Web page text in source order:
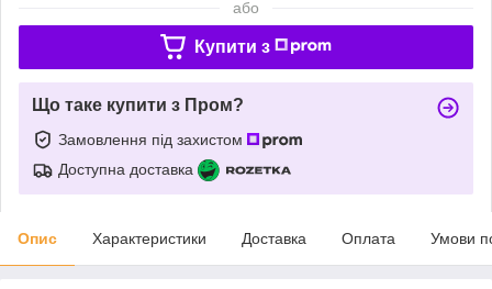
або
Купити з
Що таке купити з Пром?
Замовлення під захистом
Доступна доставка
Опис Характеристики Доставка Оплата Умови